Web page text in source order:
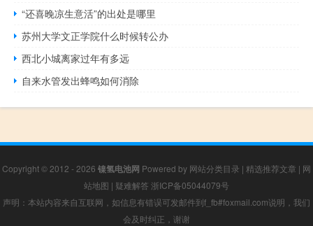
“还喜晚凉生意活”的出处是哪里
苏州大学文正学院什么时候转公办
西北小城离家过年有多远
自来水管发出蜂鸣如何消除
Copyright © 2012 - 2026 镍氢电池网 Powered by 网站分类目录 | 精选推荐文章 | 网
站地图 | 疑难解答 浙ICP备05044079号
声明：本站内容来自互联网，如信息有错误可发邮件到f_fb#foxmail.com说明，我们
会及时纠正，谢谢